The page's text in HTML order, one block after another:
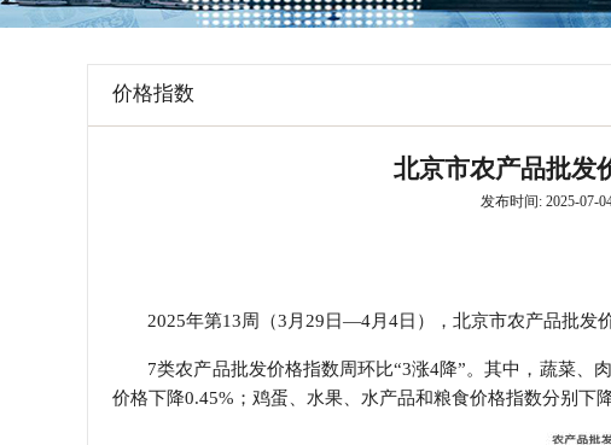
价格指数
北京市农产品批发
发布时间: 2025-07-
2025年第13周（3月29日—4月4日），北京市农产品批发
7类农产品批发价格指数周环比“3涨4降”。其中，蔬菜、
价格下降0.45%；鸡蛋、水果、水产品和粮食价格指数分别下